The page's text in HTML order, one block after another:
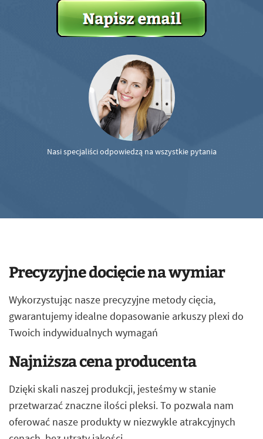
Nasi specjaliści odpowiedzą na wszystkie pytania
Precyzyjne docięcie na wymiar
Wykorzystując nasze precyzyjne metody cięcia,
gwarantujemy idealne dopasowanie arkuszy plexi do
Twoich indywidualnych wymagań
Najniższa cena producenta
Dzięki skali naszej produkcji, jesteśmy w stanie
przetwarzać znaczne ilości pleksi. To pozwala nam
oferować nasze produkty w niezwykle atrakcyjnych